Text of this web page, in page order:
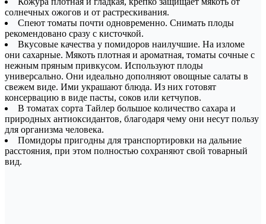
солнечных ожогов и от растрескивания.
Спеют томаты почти одновременно. Снимать плоды
рекомендовано сразу с кисточкой.
Вкусовые качества у помидоров наилучшие. На изломе
они сахарные. Мякоть плотная и ароматная, томаты сочные с
нежным пряным привкусом. Используют плоды
универсально. Они идеально дополняют овощные салаты в
свежем виде. Ими украшают блюда. Из них готовят
консервацию в виде пасты, соков или кетчупов.
В томатах сорта Тайлер большое количество сахара и
природных антиоксидантов, благодаря чему они несут пользу
для организма человека.
Помидоры пригодны для транспортировки на дальние
расстояния, при этом полностью сохраняют свой товарный
вид.